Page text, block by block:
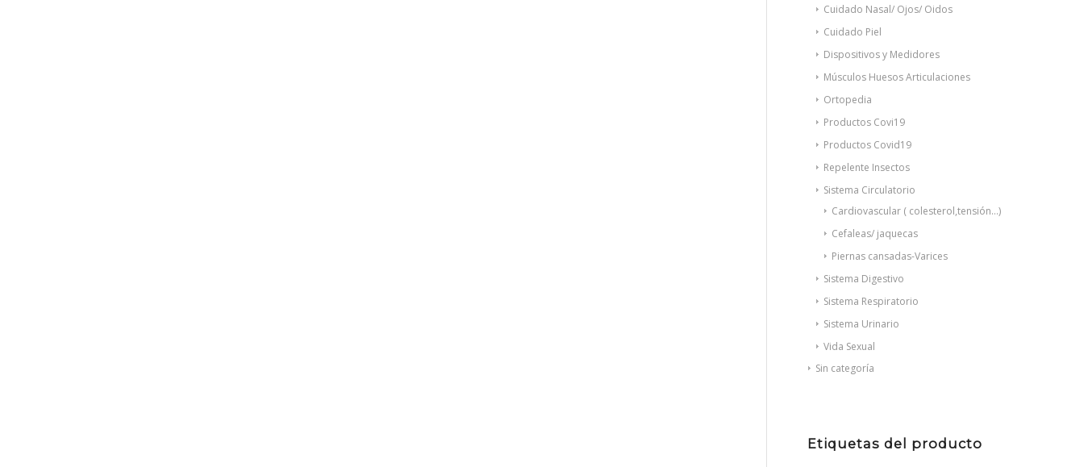
Cuidado Nasal/ Ojos/ Oidos
Cuidado Piel
Dispositivos y Medidores
Músculos Huesos Articulaciones
Ortopedia
Productos Covi19
Productos Covid19
Repelente Insectos
Sistema Circulatorio
Cardiovascular ( colesterol,tensión...)
Cefaleas/ jaquecas
Piernas cansadas-Varices
Sistema Digestivo
Sistema Respiratorio
Sistema Urinario
Vida Sexual
Sin categoría
Etiquetas del producto